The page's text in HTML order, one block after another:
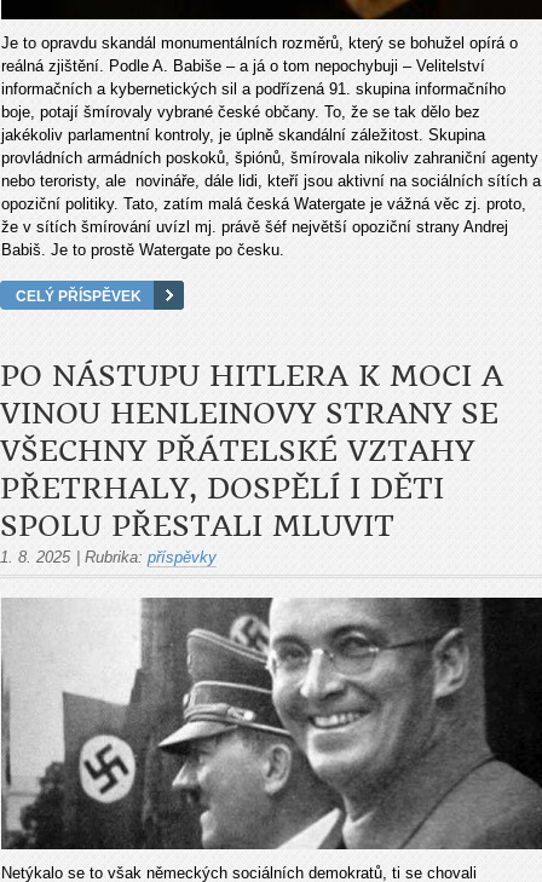
Je to opravdu skandál monumentálních rozměrů, který se bohužel opírá o
reálná zjištění. Podle A. Babiše – a já o tom nepochybuji – Velitelství
informačních a kybernetických sil a podřízená 91. skupina informačního
boje, potají šmírovaly vybrané české občany. To, že se tak dělo bez
jakékoliv parlamentní kontroly, je úplně skandální záležitost. Skupina
provládních armádních poskoků, špiónů, šmírovala nikoliv zahraniční agenty
nebo teroristy, ale novináře, dále lidi, kteří jsou aktivní na sociálních sítích a
opoziční politiky. Tato, zatím malá česká Watergate je vážná věc zj. proto,
že v sítích šmírování uvízl mj. právě šéf největší opoziční strany Andrej
Babiš. Je to prostě Watergate po česku.
CELÝ PŘÍSPĚVEK
PO NÁSTUPU HITLERA K MOCI A
VINOU HENLEINOVY STRANY SE
VŠECHNY PŘÁTELSKÉ VZTAHY
PŘETRHALY, DOSPĚLÍ I DĚTI
SPOLU PŘESTALI MLUVIT
1. 8. 2025 Rubrika: příspěvky
Netýkalo se to však německých sociálních demokratů, ti se chovali